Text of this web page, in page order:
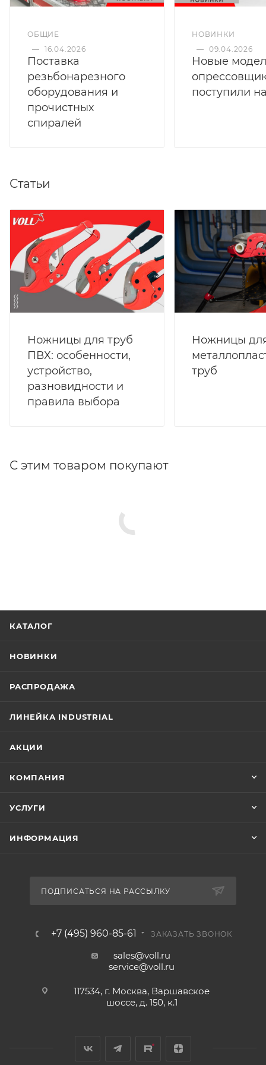
ОБЩИЕ
— 16.04.2026
Поставка
резьбонарезного
оборудования и
прочистных
спиралей
НОВИНКИ
— 09.04.2026
Новые
поступили
Статьи
Ножницы для труб
ПВХ: особенности,
устройство,
разновидности и
правила выбора
Ножницы
труб
С этим товаром покупают
КАТАЛОГ
НОВИНКИ
РАСПРОДАЖА
ЛИНЕЙКА INDUSTRIAL
АКЦИИ
КОМПАНИЯ
УСЛУГИ
ИНФОРМАЦИЯ
ПОДПИСАТЬСЯ НА РАССЫЛКУ
+7 (495) 960-85-61 ЗАКАЗАТЬ ЗВОНОК
sales@voll.ru
service@voll.ru
117534, г. Москва, Варшавское
шоссе, д. 150, к.1